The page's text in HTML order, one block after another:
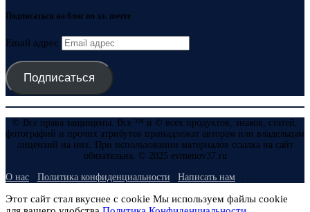
Подписаться на блог по эл. почте
Email адрес
Подписаться
© Все права защищены. Все ™ и © всех продуктов, знаков, статей,
фотографий и прочих атрибутов принадлежат авторам или владельцам
лицензий на них. При использовании материалов ссылка на сайт
обязательна. © 2025 evmenov37.ru
О нас Политика конфиденциальности Написать нам
Этот сайт стал вкуснее с cookie Мы используем файлы cookie